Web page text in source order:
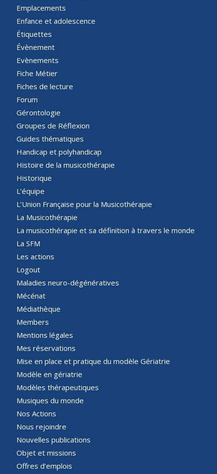
Emplacements
Enfance et adolescence
Étiquettes
Évènement
Evènements
Fiche Métier
Fiches de lecture
Forum
Gérontologie
Groupes de Réflexion
Guides thématiques
Handicap et polyhandicap
Histoire de la musicothérapie
Historique
L’équipe
L’Union Française pour la Musicothérapie
La Musicothérapie
La musicothérapie et sa définition à travers le monde
La SFM
Les actions
Logout
Maladies neuro-dégénératives
Mécénat
Médiathèque
Members
Mentions légales
Mes réservations
Mise en place et pratique du modèle Gériatrie
Modèle en gériatrie
Modèles thérapeutiques
Musiques du monde
Nos Actions
Nous rejoindre
Nouvelles publications
Objet et missions
Offres d’emplois